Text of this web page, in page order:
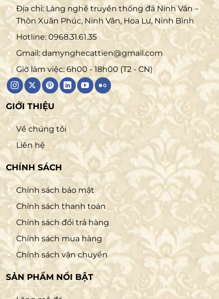
Địa chỉ: Làng nghề truyền thống đá Ninh Vân –
Thôn Xuân Phúc, Ninh Vân, Hoa Lư, Ninh Bình
Hotline: 0968.31.61.35
Gmail: damynghecattien@gmail.com
Giờ làm việc: 6h00 - 18h00 (T2 - CN)
GIỚI THIỆU
Về chúng tôi
Liên hệ
CHÍNH SÁCH
Chính sách bảo mật
Chính sách thanh toán
Chính sách đổi trả hàng
Chính sách mua hàng
Chính sách vận chuyển
SẢN PHẨM NỔI BẬT